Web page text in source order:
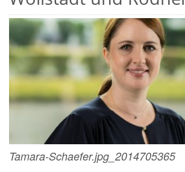
Tamara-Schaefer.jpg_2014705365